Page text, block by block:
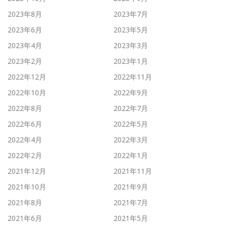
2023年8月
2023年7月
2023年6月
2023年5月
2023年4月
2023年3月
2023年2月
2023年1月
2022年12月
2022年11月
2022年10月
2022年9月
2022年8月
2022年7月
2022年6月
2022年5月
2022年4月
2022年3月
2022年2月
2022年1月
2021年12月
2021年11月
2021年10月
2021年9月
2021年8月
2021年7月
2021年6月
2021年5月